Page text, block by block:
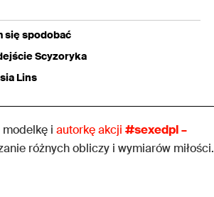
się spodobać
Scyzoryka
Lins
modelkę i autorkę akcji #sexedpl –
różnych obliczy i wymiarów miłości.